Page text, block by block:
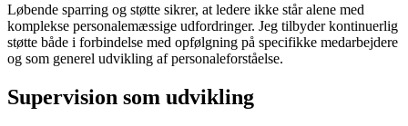
Løbende sparring og støtte sikrer, at ledere ikke står alene med
komplekse personalemæssige udfordringer. Jeg tilbyder kontinuerlig
støtte både i forbindelse med opfølgning på specifikke medarbejdere
og som generel udvikling af personaleforståelse.
Supervision som udvikling